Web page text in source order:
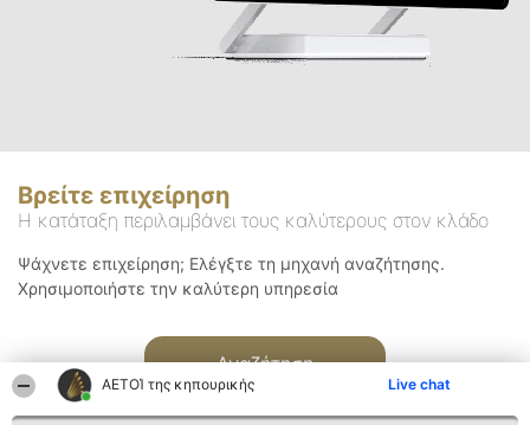
ΑΕΤΟΊ της κηπουρικής Live chat
Βρείτε επιχείρηση
Η κατάταξη περιλαμβάνει τους καλύτερους στον κλάδο
Ψάχνετε επιχείρηση; Ελέγξτε τη μηχανή αναζήτησης.
Χρησιμοποιήστε την καλύτερη υπηρεσία
Αναζήτηση